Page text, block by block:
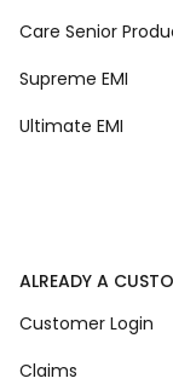
Care Senior
Supreme EMI
Ultimate EMI
ALREADY A
Customer Login
Claims